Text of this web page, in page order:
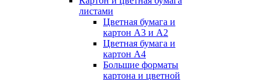
листами
Цветная бумага и
картон А3 и А2
Цветная бумага и
картон А4
Большие форматы
картона и цветной